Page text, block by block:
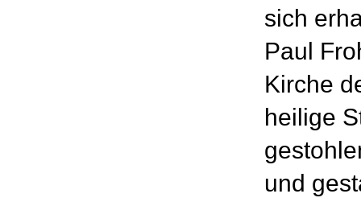
sich
Paul
Kirche
heilige
und